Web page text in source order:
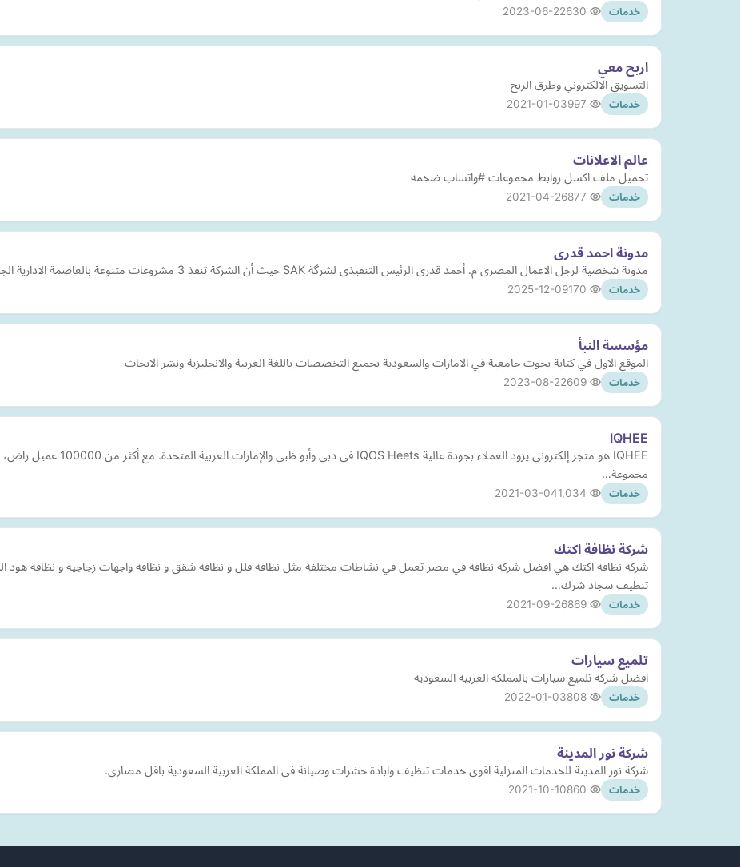
خدمات 2023-06-22
اربح معي
التسويق الالكتروني وطرق الربح
خدمات 2021-01-03
عالم الاعلانات
تحميل ملف اكسل روابط مجموعات #واتساب ضخمه
خدمات 2021-04-26
مدونة احمد قدرى
مدونة شخصية لرجل الاعمال المصرى م. أحمد قدرى الرئيس التنفيذى لشرگة SAK حيث أن الشركة تنفذ 3 مشروعات متنوعة بالعاصمة الادارية الجديدة
خدمات 2025-12-09
مؤسسة النبأ
الموقع الاول في كتابة بحوث جامعية في الامارات والسعودية بجميع التخصصات باللغة العربية والانجليزية ونشر الابحاث
خدمات 2023-08-22
IQHEE
مجموعة…
خدمات 2021-03-04
شركة نظافة اكتك
شركة نظافة اكتك هي افضل شركة نظافة في مصر تعمل في نشاطات مختلفة مثل نظافة فلل و نظافة شقق و نظافة واجهات زجاجية و نظافة
تنظيف سجاد شرك…
خدمات 2021-09-26
تلميع سيارات
افضل شركة تلميع سيارات بالمملكة العربية السعودية
خدمات 2022-01-03
شركة نور المدينة
شركة نور المدينة للخدمات المنزلية اقوى خدمات تنظيف وابادة حشرات وصيانة فى المملكة العربية السعودية باقل مصارى.
خدمات 2021-10-10